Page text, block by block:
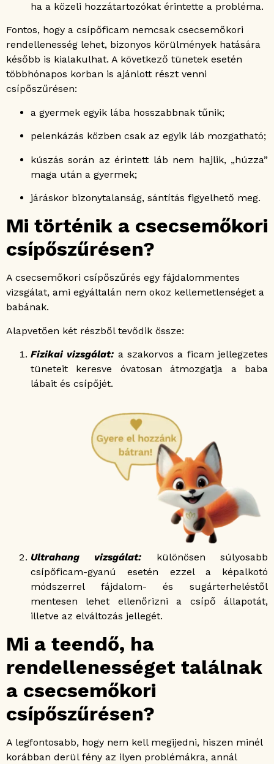
ha a közeli hozzátartozókat érintette a probléma.
Fontos, hogy a csípőficam nemcsak csecsemőkori
rendellenesség lehet, bizonyos körülmények hatására
később is kialakulhat. A következő tünetek esetén
többhónapos korban is ajánlott részt venni
csípőszűrésen:
a gyermek egyik lába hosszabbnak tűnik;
pelenkázás közben csak az egyik láb mozgatható;
kúszás során az érintett láb nem hajlik, „húzza”
maga után a gyermek;
járáskor bizonytalanság, sántítás figyelhető meg.
Mi történik a csecsemőkori
csípőszűrésen?
A csecsemőkori csípőszűrés egy fájdalommentes
vizsgálat, ami egyáltalán nem okoz kellemetlenséget a
babának.
Alapvetően két részből tevődik össze:
Fizikai vizsgálat: a szakorvos a ficam jellegzetes
tüneteit keresve óvatosan átmozgatja a baba
lábait és csípőjét.
Ultrahang vizsgálat: különösen súlyosabb
csípőficam-gyanú esetén ezzel a képalkotó
módszerrel fájdalom- és sugárterheléstől
mentesen lehet ellenőrizni a csípő állapotát,
illetve az elváltozás jellegét.
Mi a teendő, ha
rendellenességet találnak
a csecsemőkori
csípőszűrésen?
A legfontosabb, hogy nem kell megijedni, hiszen minél
korábban derül fény az ilyen problémákra, annál